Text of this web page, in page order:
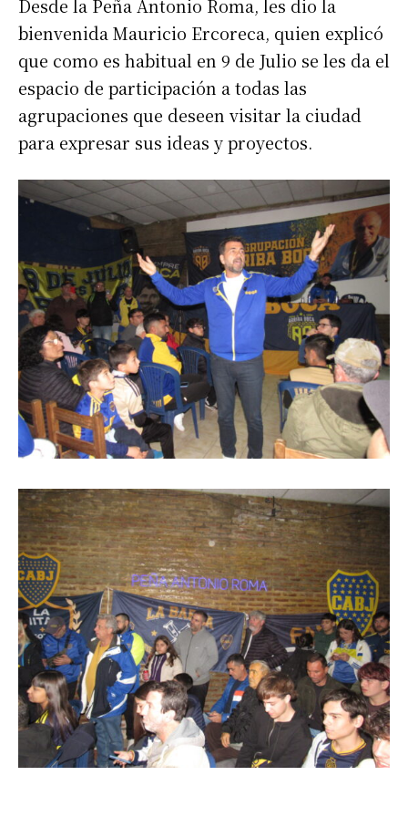
Suscribirme gratis
Dirección de correo electrónico*
Nombre
Apellidos
Número de teléfono
Desde la Peña Antonio Roma, les dio la
bienvenida Mauricio Ercoreca, quien explicó
que como es habitual en 9 de Julio se les da el
espacio de participación a todas las
agrupaciones que deseen visitar la ciudad
para expresar sus ideas y proyectos.